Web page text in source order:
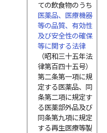
ての飲食物のうち
医薬品、医療機器
等の品質、有効性
及び安全性の確保
等に関する法律
（昭和三十五年法
律第百四十五号）
第二条第一項に規
定する医薬品、同
条第二項に規定す
る医薬部外品及び
同条第九項に規定
する再生医療等製